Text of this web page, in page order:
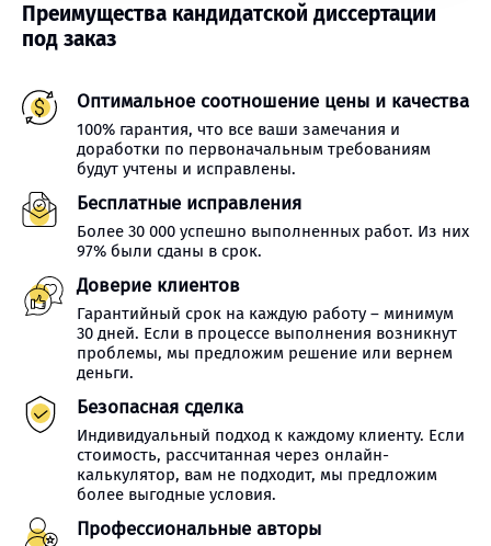
Преимущества кандидатской диссертации
под заказ
Оптимальное соотношение цены и качества
100% гарантия, что все ваши замечания и
доработки по первоначальным требованиям
будут учтены и исправлены.
Бесплатные исправления
Более 30 000 успешно выполненных работ. Из них
97% были сданы в срок.
Доверие клиентов
Гарантийный срок на каждую работу – минимум
30 дней. Если в процессе выполнения возникнут
проблемы, мы предложим решение или вернем
деньги.
Безопасная сделка
Индивидуальный подход к каждому клиенту. Если
стоимость, рассчитанная через онлайн-
калькулятор, вам не подходит, мы предложим
более выгодные условия.
Профессиональные авторы